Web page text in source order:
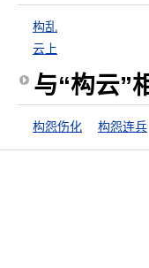
构乱
云上
与“构云”
构怨伤化 构怨连兵